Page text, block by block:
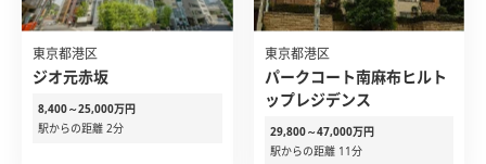
東京都港区
ジオ元赤坂
8,400～25,000万円
駅からの距離 2分
東京都港区
パークコート南麻布ヒルト
ップレジデンス
29,800～47,000万円
駅からの距離 11分